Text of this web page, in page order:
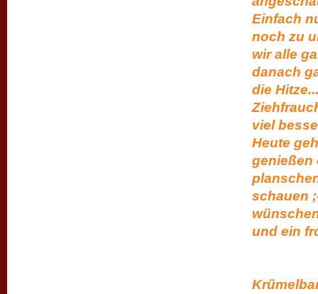
Einfach
noch zu
wir alle
danach
die
viel
Heute
genießen
und